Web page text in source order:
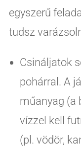
egyszerű
tudsz
Csináljatok
pohárral. A
műanyag (a
vízzel kell
(pl. vödör,